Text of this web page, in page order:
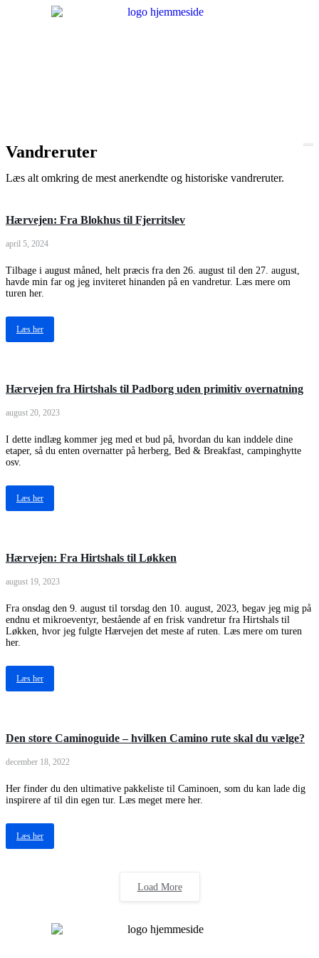
Vandreruter
Læs alt omkring de mest anerkendte og historiske vandreruter.
Hærvejen: Fra Blokhus til Fjerritslev
april 5, 2024
Tilbage i august måned, helt præcis fra den 26. august til den 27. august,
havde min far og jeg inviteret hinanden på en vandretur. Læs mere om
turen her.
Læs her
Hærvejen fra Hirtshals til Padborg uden primitiv overnatning
august 20, 2023
I dette indlæg kommer jeg med et bud på, hvordan du kan inddele dine
etaper, så du enten overnatter på herberg, Bed & Breakfast, campinghytte
osv.
Læs her
Hærvejen: Fra Hirtshals til Løkken
august 19, 2023
Fra onsdag den 9. august til torsdag den 10. august, 2023, begav jeg mig på
endnu et mikroeventyr, bestående af en frisk vandretur fra Hirtshals til
Løkken, hvor jeg fulgte Hærvejen det meste af ruten. Læs mere om turen
her.
Læs her
Den store Caminoguide – hvilken Camino rute skal du vælge?
december 18, 2022
Her finder du den ultimative pakkeliste til Caminoen, som du kan lade dig
inspirere af til din egen tur. Læs meget mere her.
Læs her
Load More